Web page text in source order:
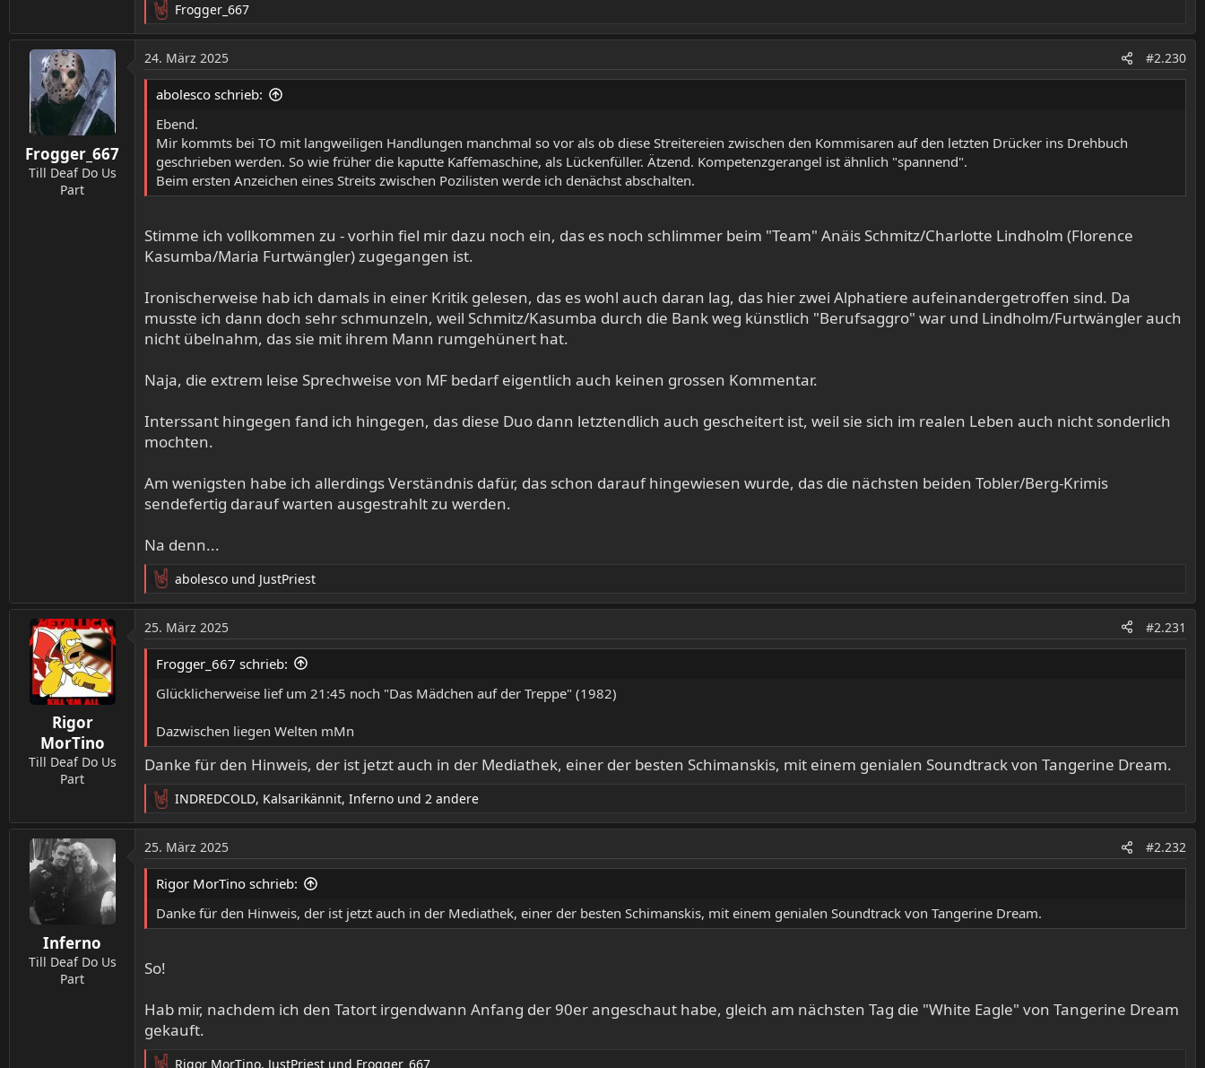
R
e
a
k
t
o
n
e
n
Frogger_667
Frogger_667
Till Deaf Do Us
Part
24. März 2025 #2.230
abolesco schrieb:
Ebend.
Mir kommts bei TO mit langweiligen Handlungen manchmal so vor als ob diese Streitereien zwischen den Kommisaren auf den letzten Drücker ins Drehbuch
geschrieben werden. So wie früher die kaputte Kaffemaschine, als Lückenfüller. Ätzend. Kompetenzgerangel ist ähnlich "spannend".
Beim ersten Anzeichen eines Streits zwischen Pozilisten werde ich denächst abschalten.
Stimme ich vollkommen zu - vorhin fiel mir dazu noch ein, das es noch schlimmer beim "Team" Anäis Schmitz/Charlotte Lindholm (Florence
Kasumba/Maria Furtwängler) zugegangen ist.
Ironischerweise hab ich damals in einer Kritik gelesen, das es wohl auch daran lag, das hier zwei Alphatiere aufeinandergetroffen sind. Da
musste ich dann doch sehr schmunzeln, weil Schmitz/Kasumba durch die Bank weg künstlich "Berufsaggro" war und Lindholm/Furtwängler auch
nicht übelnahm, das sie mit ihrem Mann rumgehünert hat.
Naja, die extrem leise Sprechweise von MF bedarf eigentlich auch keinen grossen Kommentar.
Interssant hingegen fand ich hingegen, das diese Duo dann letztendlich auch gescheitert ist, weil sie sich im realen Leben auch nicht sonderlich
mochten.
Am wenigsten habe ich allerdings Verständnis dafür, das schon darauf hingewiesen wurde, das die nächsten beiden Tobler/Berg-Krimis
sendefertig darauf warten ausgestrahlt zu werden.
Na denn...
R
e
a
k
t
o
n
:
abolesco und JustPriest
Rigor
MorTino
Till Deaf Do Us
Part
25. März 2025 #2.231
Frogger_667 schrieb:
Glücklicherweise lief um 21:45 noch "Das Mädchen auf der Treppe" (1982)
Dazwischen liegen Welten mMn
Danke für den Hinweis, der ist jetzt auch in der Mediathek, einer der besten Schimanskis, mit einem genialen Soundtrack von Tangerine Dream.
R
e
a
k
t
o
n
n
:
INDREDCOLD, Kalsarikännit, Inferno und 2 andere
Inferno
Till Deaf Do Us
Part
25. März 2025 #2.232
Rigor MorTino schrieb:
Danke für den Hinweis, der ist jetzt auch in der Mediathek, einer der besten Schimanskis, mit einem genialen Soundtrack von Tangerine Dream.
So!
Hab mir, nachdem ich den Tatort irgendwann Anfang der 90er angeschaut habe, gleich am nächsten Tag die "White Eagle" von Tangerine Dream
gekauft.
Rigor MorTino, JustPriest und Frogger_667